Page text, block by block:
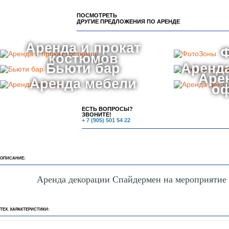
ПОСМОТРЕТЬ
ДРУГИЕ ПРЕДЛОЖЕНИЯ ПО АРЕНДЕ
Аренда и прокат
костюмов
Бьюти бар
Аренда мебели
ЕСТЬ ВОПРОСЫ?
ЗВОНИТЕ!
+ 7 (905) 501 54 22
ОПИСАНИЕ:
Аренда декорации Спайдермен на мероприятие
ТЕХ. ХАРАКТЕРИСТИКИ: